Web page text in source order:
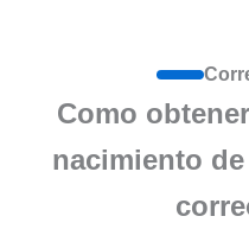
Como
nacimiento